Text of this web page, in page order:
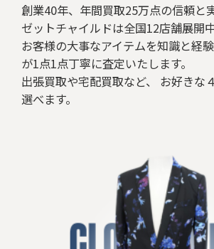
創業40年、年間買取25万点の信頼と
ゼットチャイルドは全国12店舗展開中
お客様の大事なアイテムを知識と経
が1点1点丁寧に査定いたします。
出張買取や宅配買取など、 お好きな
選べます。